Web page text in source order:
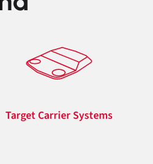
Target Carrier Systems